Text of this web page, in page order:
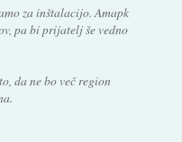
za inštalacijo. Amapk
pa bi prijatelj še vedno
da ne bo več region